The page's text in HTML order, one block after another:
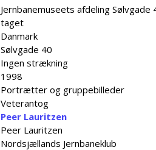
Jernbanemuseets afdeling Sølvgade
taget
Danmark
Sølvgade 40
Ingen strækning
1998
Portrætter og gruppebilleder
Veterantog
Peer Lauritzen
Peer Lauritzen
Nordsjællands Jernbaneklub